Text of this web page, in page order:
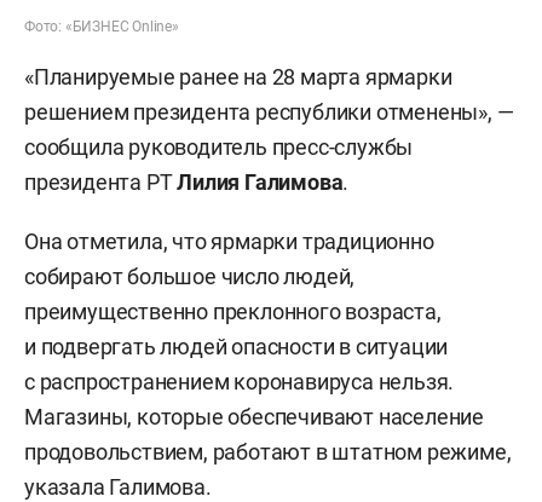
Фото: «БИЗНЕС Online»
«Планируемые ранее на 28 марта ярмарки
решением президента республики отменены», —
сообщила руководитель пресс-службы
президента РТЛилия Галимова.
Она отметила, что ярмарки традиционно
собирают большое число людей,
преимущественно преклонного возраста,
и подвергать людей опасности в ситуации
с распространением коронавируса нельзя.
Магазины, которые обеспечивают население
продовольствием, работают в штатном режиме,
указала Галимова.